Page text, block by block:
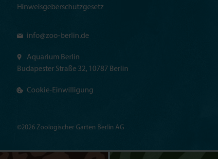
Hinweisgeberschutzgesetz
info@zoo-berlin.de
Aquarium Berlin
Budapester Straße 32, 10787 Berlin
Cookie-Einwilligung
©2026 Zoologischer Garten Berlin AG